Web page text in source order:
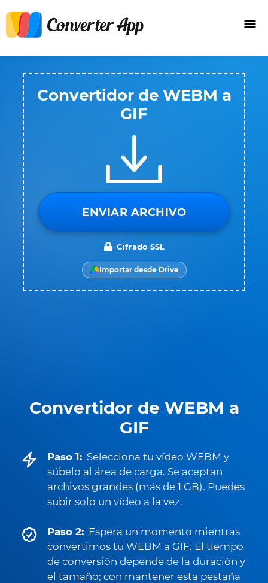
Convertidor de WEBM a
GIF
Paso 1: Selecciona tu vídeo WEBM y
súbelo al área de carga. Se aceptan
archivos grandes (más de 1 GB). Puedes
subir solo un vídeo a la vez.
Paso 2: Espera un momento mientras
convertimos tu WEBM a GIF. El tiempo
de conversión depende de la duración y
el tamaño; con mantener esta pestaña
Convertidor de WEBM a
GIF
ENVIAR ARCHIVO
Cifrado SSL
Importar desde Drive